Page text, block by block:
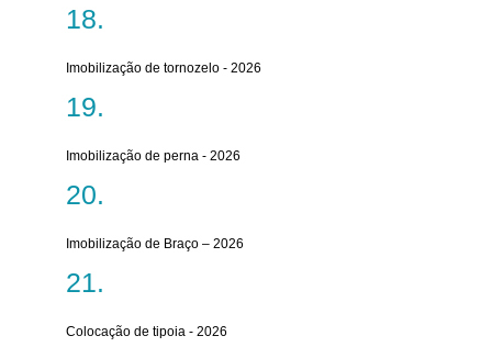
Imobilização de tornozelo - 2026
Imobilização de perna - 2026
Imobilização de Braço – 2026
Colocação de tipoia - 2026